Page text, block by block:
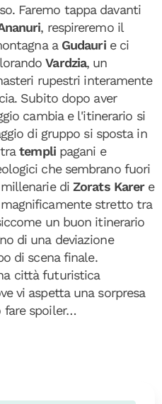
Faremo tappa davanti
, respireremo il
a Gudauri e ci
Vardzia, un
rupestri interamente
Subito dopo aver
cambia e l'itinerario si
di gruppo si sposta in
tratempli pagani e
che sembrano fuori
diZorats Karere
stretto tra
un buon itinerario
di una deviazione
di scena finale.
città futuristica
vi aspetta una sorpresa
fare spoiler…